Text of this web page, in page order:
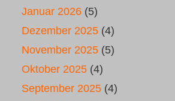
Januar 2026 (5)
Dezember 2025 (4)
November 2025 (5)
Oktober 2025 (4)
September 2025 (4)